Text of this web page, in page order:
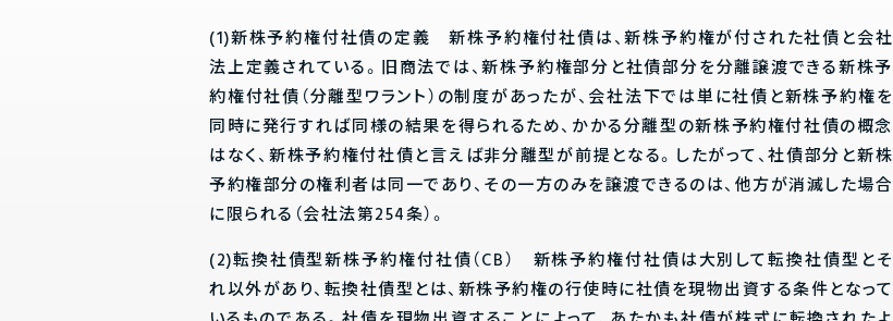
(1)新株予約権付社債の定義 新株予約権付社債は、新株予約権が付された社債と会社
法上定義されている。旧商法では、新株予約権部分と社債部分を分離譲渡できる新株予
約権付社債（分離型ワラント）の制度があったが、会社法下では単に社債と新株予約権を
同時に発行すれば同様の結果を得られるため、かかる分離型の新株予約権付社債の概念
はなく、新株予約権付社債と言えば非分離型が前提となる。したがって、社債部分と新株
予約権部分の権利者は同一であり、その一方のみを譲渡できるのは、他方が消滅した場合
に限られる（会社法第254条）。
(2)転換社債型新株予約権付社債（CB） 新株予約権付社債は大別して転換社債型とそ
れ以外があり、転換社債型とは、新株予約権の行使時に社債を現物出資する条件となって